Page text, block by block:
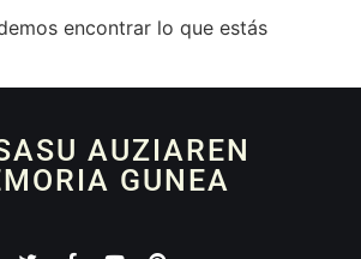
encontrar lo que estás
AUZIAREN
GUNEA